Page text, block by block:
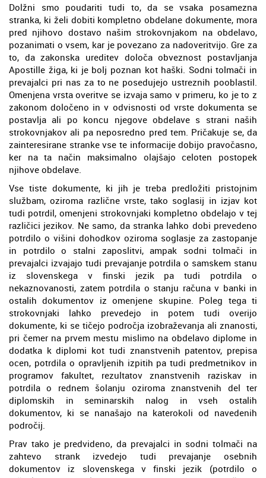
Dolžni smo poudariti tudi to, da se vsaka posamezna
stranka, ki želi dobiti kompletno obdelane dokumente, mora
pred njihovo dostavo našim strokovnjakom na obdelavo,
pozanimati o vsem, kar je povezano za nadoveritvijo. Gre za
to, da zakonska ureditev določa obveznost postavljanja
Apostille žiga, ki je bolj poznan kot haški. Sodni tolmači in
prevajalci pri nas za to ne posedujejo ustreznih pooblastil.
Omenjena vrsta overitve se izvaja samo v primeru, ko je to z
zakonom določeno in v odvisnosti od vrste dokumenta se
postavlja ali po koncu njegove obdelave s strani naših
strokovnjakov ali pa neposredno pred tem. Pričakuje se, da
zainteresirane stranke vse te informacije dobijo pravočasno,
ker na ta način maksimalno olajšajo celoten postopek
njihove obdelave.
Vse tiste dokumente, ki jih je treba predložiti pristojnim
službam, oziroma različne vrste, tako soglasij in izjav kot
tudi potrdil, omenjeni strokovnjaki kompletno obdelajo v tej
različici jezikov. Ne samo, da stranka lahko dobi prevedeno
potrdilo o višini dohodkov oziroma soglasje za zastopanje
in potrdilo o stalni zaposlitvi, ampak sodni tolmači in
prevajalci izvajajo tudi prevajanje potrdila o samskem stanu
iz slovenskega v finski jezik pa tudi potrdila o
nekaznovanosti, zatem potrdila o stanju računa v banki in
ostalih dokumentov iz omenjene skupine. Poleg tega ti
strokovnjaki lahko prevedejo in potem tudi overijo
dokumente, ki se tičejo področja izobraževanja ali znanosti,
pri čemer na prvem mestu mislimo na obdelavo diplome in
dodatka k diplomi kot tudi znanstvenih patentov, prepisa
ocen, potrdila o opravljenih izpitih pa tudi predmetnikov in
programov fakultet, rezultatov znanstvenih raziskav in
potrdila o rednem šolanju oziroma znanstvenih del ter
diplomskih in seminarskih nalog in vseh ostalih
dokumentov, ki se nanašajo na katerokoli od navedenih
področij.
Prav tako je predvideno, da prevajalci in sodni tolmači na
zahtevo strank izvedejo tudi prevajanje osebnih
dokumentov iz slovenskega v finski jezik (potrdilo o